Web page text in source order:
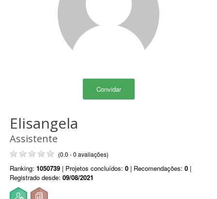
Convidar
Elisangela
Assistente
(0.0 - 0 avaliações)
Ranking: 1050739 | Projetos concluídos: 0 | Recomendações: 0 |
Registrado desde: 09/08/2021